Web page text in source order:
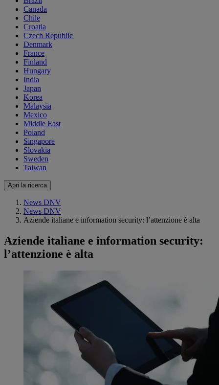
Canada
Chile
Croatia
Czech Republic
Denmark
France
Finland
Hungary
India
Japan
Korea
Malaysia
Mexico
Middle East
Poland
Singapore
Slovakia
Sweden
Taiwan
Apri la ricerca
News DNV
News DNV
Aziende italiane e information security: l’attenzione è alta
Aziende italiane e information security:
l’attenzione è alta